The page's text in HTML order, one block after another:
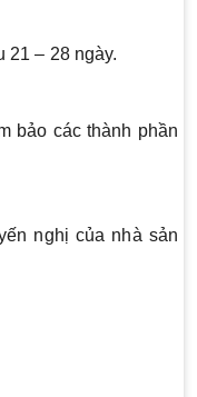
21 – 28 ngày.
bảo các thành phần
nghị của nhà sản